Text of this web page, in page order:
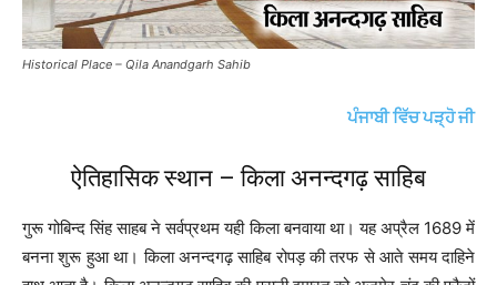
Historical Place – Qila Anandgarh Sahib
ਪੰਜਾਬੀ ਵਿੱਚ ਪੜ੍ਹੋ ਜੀ
ऐतिहासिक स्थान – किला अनन्दगढ़ साहिब
गुरू गोबिन्द सिंह साहब ने सर्वप्रथम यही किला बनवाया था। यह अप्रैल 1689 में
बनना शुरू हुआ था। किला अनन्दगढ़ साहिब रोपड़ की तरफ से आते समय दाहिने